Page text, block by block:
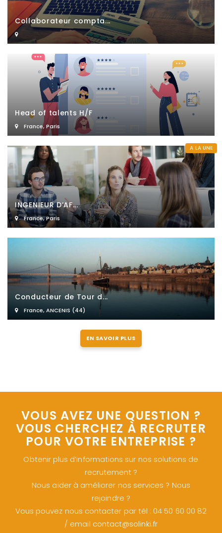
Collaborateur compta...
Head of talents H/F
France,Paris
A LA UNE
INGENIEUR D’AF...
France,Paris
Conducteur de Tour d...
France, ANCENIS (44)
EN SAVOIR PLUS
VOUS AVEZ UNE QUESTION ?
VOUS CHERCHEZ À RECRUTER
POUR VOTRE ENTREPRISE ?
Obtenir plus d’informations sur nos solutions de
recrutement ?
Nous aider à améliorer nos services ? Nous
rejoindre ?
Vous pouvez nous contacter par tél : 04 50 60 00 82
/ email contact@solinki.fr